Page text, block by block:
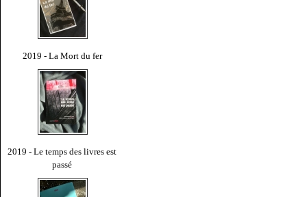
2019 - La Mort du fer
2019 - Le temps des livres est
passé